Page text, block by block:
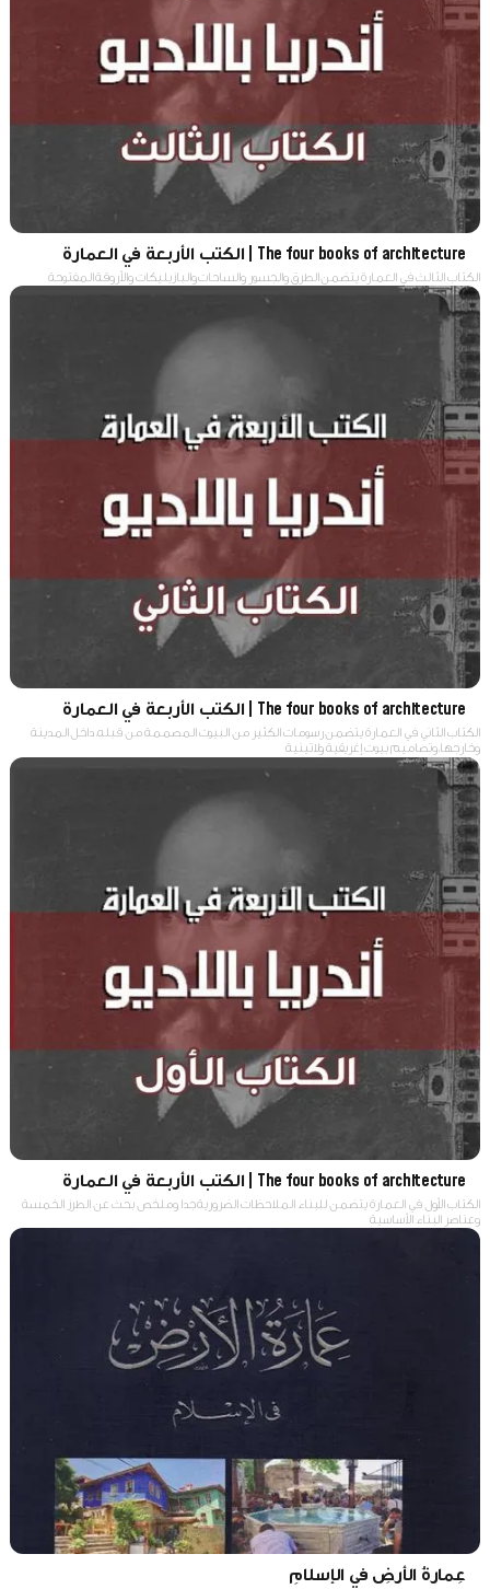
The four books of architecture | الكتب الأربعة في العمارة
الكتاب الثالث في العمارة يتضمن الطرق والجسور والساحات والبازيليكات والأروقة المفتوحة
The four books of architecture | الكتب الأربعة في العمارة
الكتاب الثاني في العمارة يتضمن رسومات الكثير من البيوت المصممة من قبله، داخل المدينة
وخارجها، وتصاميم بيوت إغريقية ولاتينية
The four books of architecture | الكتب الأربعة في العمارة
اﻟﻜﺘﺎب اﻷول ﻓﻲ اﻟﻌﻤﺎرة ﻳﺘﻀﻤﻦ ﻟﻠﺒﻨﺎء اﻟﻤﻼﺣﻈﺎت اﻟﻀﺮورﻳﺔ ﺟﺪا وﻣﻠﺨﺺ ﺑﺤﺚ ﻋﻦ اﻟﻄﺮز اﻟﺨﻤﺴﺔ
وﻋﻨﺎﺻﺮ اﻟﺒﻨﺎء اﻷﺳﺎﺳﻴﺔ
عِمارةُ الأرضِ في الإسلامِ